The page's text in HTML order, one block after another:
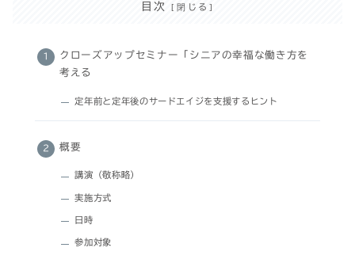
目次
クローズアップセミナー「シニアの幸福な働き方を
考える
定年前と定年後のサードエイジを支援するヒント
概要
講演（敬称略）
実施方式
日時
参加対象